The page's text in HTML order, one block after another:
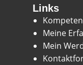
Links
Meine
Mein